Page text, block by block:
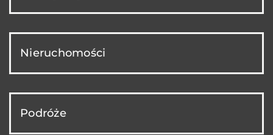
Nieruchomości
Podróże